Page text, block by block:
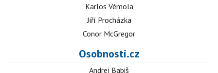
Karlos Vémola
Jiří Procházka
Conor McGregor
Osobnosti.cz
Andrej Babiš